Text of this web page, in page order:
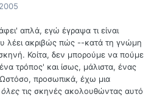
απλά, εγώ έγραψα τι είναι
λέει ακριβώς πώς --κατά τη γνώμη
Κοίτα, δεν μπορούμε να πούμε
τρόπος' και ίσως, μάλιστα, ένας
προσωπικά, έχω μια
όλες τις σκηνές ακολουθώντας αυτό